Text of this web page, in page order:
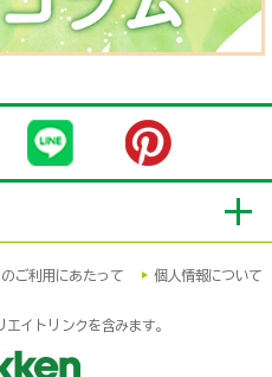
ご利用にあたって 個人情報について
イトリンクを含みます。